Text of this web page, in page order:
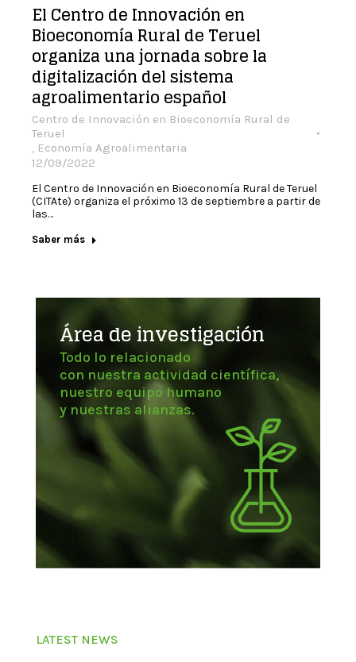
El Centro de Innovación en
Bioeconomía Rural de Teruel
organiza una jornada sobre la
digitalización del sistema
agroalimentario español
Centro de Innovación en Bioeconomía Rural de
Teruel
, Economía Agroalimentaria
12/09/2022
El Centro de Innovación en Bioeconomía Rural de Teruel
(CITAte) organiza el próximo 13 de septiembre a partir de
las…
Saber más
Área de investigación
Todo lo relacionado
con nuestra actividad científica,
nuestro equipo humano
y nuestras alianzas.
LATEST NEWS